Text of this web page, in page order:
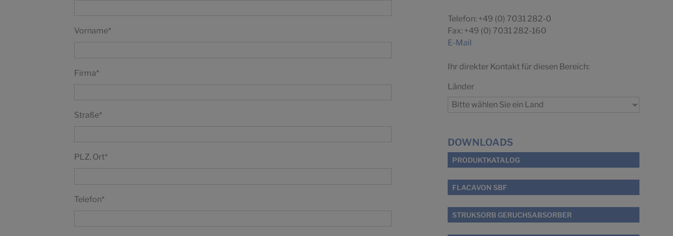
Vorname*
Firma*
Straße*
PLZ, Ort*
Telefon*
Telefon: +49 (0) 7031 282-0
Fax: +49 (0) 7031 282-160
E-Mail
Ihr direkter Kontakt für diesen Bereich:
Länder
DOWNLOADS
PRODUKTKATALOG
FLACAVON SBF
STRUKSORB GERUCHSABSORBER